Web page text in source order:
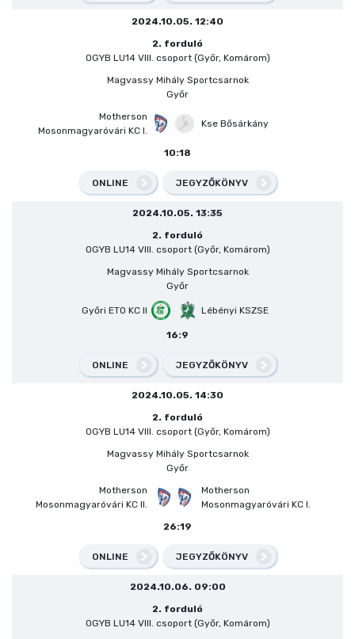
2024.10.05. 12:40
2. forduló
OGYB LU14 VIII. csoport (Győr, Komárom)
Magvassy Mihály Sportcsarnok
Győr
Motherson
Mosonmagyaróvári KC I.
Kse Bősárkány
10:18
ONLINE JEGYZŐKÖNYV
2024.10.05. 13:35
2. forduló
OGYB LU14 VIII. csoport (Győr, Komárom)
Magvassy Mihály Sportcsarnok
Győr
Győri ETO KC II Lébényi KSZSE
16:9
ONLINE JEGYZŐKÖNYV
2024.10.05. 14:30
2. forduló
OGYB LU14 VIII. csoport (Győr, Komárom)
Magvassy Mihály Sportcsarnok
Győr
Motherson
Mosonmagyaróvári KC II.
Motherson
Mosonmagyaróvári KC I.
26:19
ONLINE JEGYZŐKÖNYV
2024.10.06. 09:00
2. forduló
OGYB LU14 VIII. csoport (Győr, Komárom)